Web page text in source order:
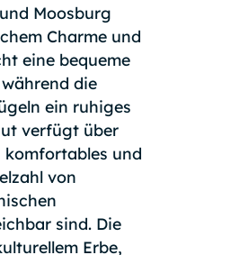
Moosburg
Charme und
eine bequeme
die
ein ruhiges
verfügt über
und
von
sind. Die
Erbe,